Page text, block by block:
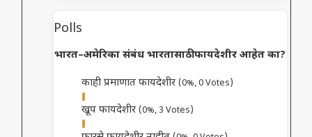
Polls
भारत–अमेरिका संबंध भारतासाठी फायदेशीर आहेत का?
काही प्रमाणात फायदेशीर (0%, 0 Votes)
खूप फायदेशीर (0%, 3 Votes)